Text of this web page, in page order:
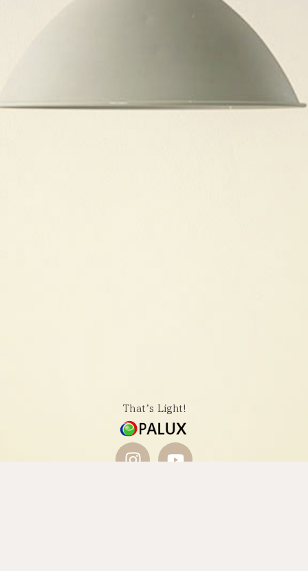
Thatʼs Light!